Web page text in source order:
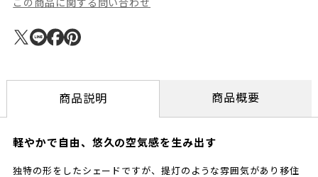
この商品に関する問い合わせ
商品説明 商品概要
軽やかで自由、悠久の空気感を生み出す
独特の形をしたシェードですが、提灯のような雰囲気があり移住